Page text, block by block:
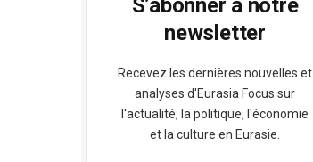
S’abonner à notre
newsletter
Recevez les dernières nouvelles et
analyses d'Eurasia Focus sur
l'actualité, la politique, l'économie
et la culture en Eurasie.